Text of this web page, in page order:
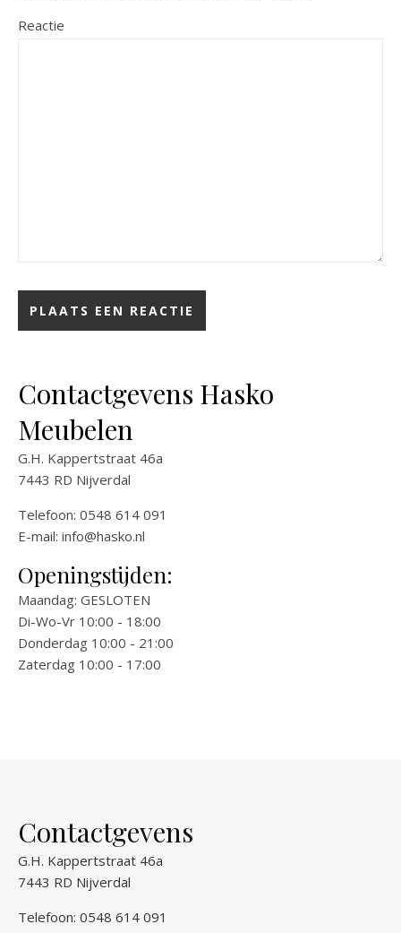
Reactie
Contactgevens Hasko
Meubelen
G.H. Kappertstraat 46a
7443 RD Nijverdal
Telefoon: 0548 614 091
E-mail: info@hasko.nl
Openingstijden:
Maandag: GESLOTEN
Di-Wo-Vr 10:00 - 18:00
Donderdag 10:00 - 21:00
Zaterdag 10:00 - 17:00
Contactgevens
G.H. Kappertstraat 46a
7443 RD Nijverdal
Telefoon: 0548 614 091